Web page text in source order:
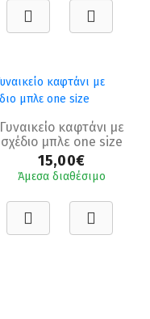
Γυναικείο καφτάνι με
σχέδιο μπλε one size
15,00€
Άμεσα διαθέσιμο